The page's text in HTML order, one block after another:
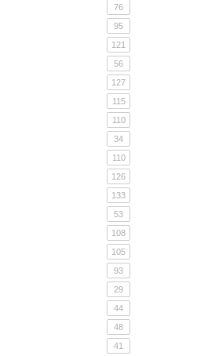
76
95
121
56
127
115
110
34
110
126
133
53
108
105
93
29
44
48
41